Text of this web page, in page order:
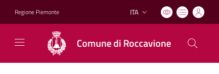
Regione Piemonte Lingua attiva:
ITA
Comune di Roccavione